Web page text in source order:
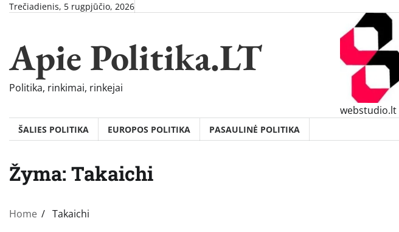
SkipTrečiadienis, 5 rugpjūčio, 2026
Apie Politika.LT
Politika, rinkimai, rinkejai
webstudio.lt
ŠALIES POLITIKA EUROPOS POLITIKA PASAULINĖ POLITIKA
Žyma: Takaichi
Home Takaichi